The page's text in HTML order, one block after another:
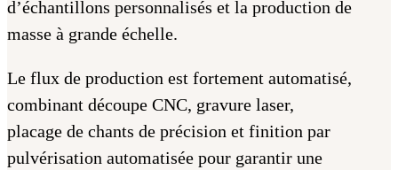
d’échantillons personnalisés et la production de
masse à grande échelle.
Le flux de production est fortement automatisé,
combinant découpe CNC, gravure laser,
placage de chants de précision et finition par
pulvérisation automatisée pour garantir une